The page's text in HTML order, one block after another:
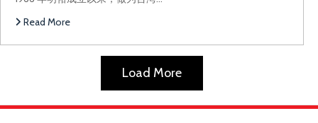
Read More
Load More